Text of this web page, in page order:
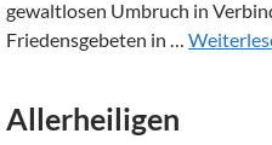
gewaltlosen Umbruch in
Friedensgebeten in …
Allerheiligen